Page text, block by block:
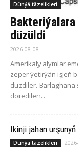
Dünýä täzelikleri
düzüldi
2026-08-08
Amerikaly alymlar
zeper ýetirýän işjeň
düzdiler. Barlaghana
döredilen...
Ikinji jahan
Dünýä täzelikleri